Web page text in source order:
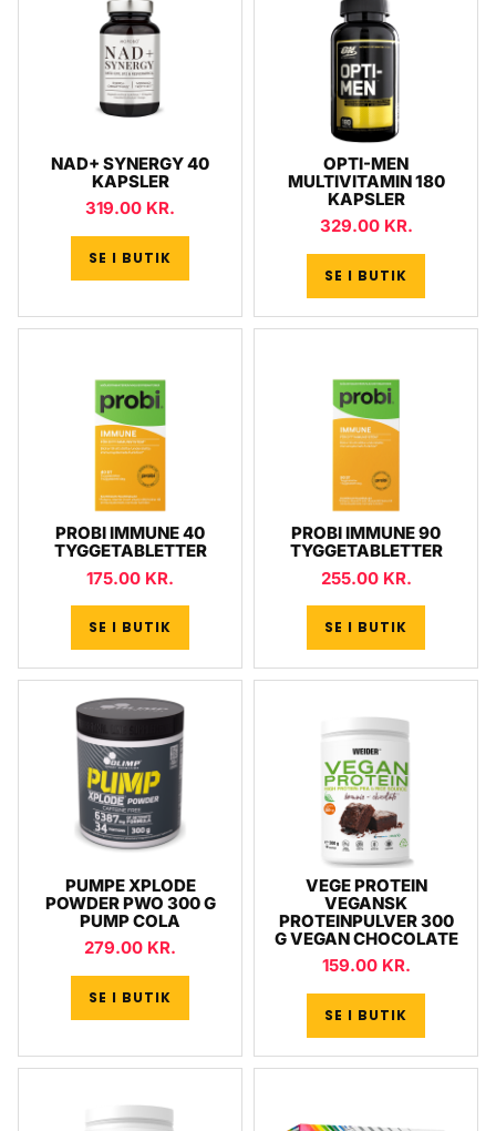
NAD+ SYNERGY 40
KAPSLER
319.00 KR.
SE I BUTIK
OPTI-MEN
MULTIVITAMIN 180
KAPSLER
329.00 KR.
SE I BUTIK
PROBI IMMUNE 40
TYGGETABLETTER
175.00 KR.
SE I BUTIK
PROBI IMMUNE 90
TYGGETABLETTER
255.00 KR.
SE I BUTIK
PUMPE XPLODE
POWDER PWO 300 G
PUMP COLA
279.00 KR.
SE I BUTIK
VEGE PROTEIN
VEGANSK
PROTEINPULVER 300
G VEGAN CHOCOLATE
159.00 KR.
SE I BUTIK